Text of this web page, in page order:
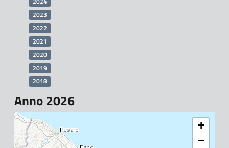
2023
2022
2021
2020
2019
2018
Anno 2026
+
−